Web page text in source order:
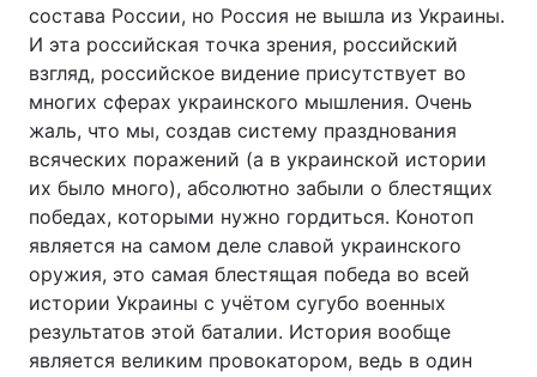
состава России, но Россия не вышла из Украины.
И эта российская точка зрения, российский
взгляд, российское видение присутствует во
многих сферах украинского мышления. Очень
жаль, что мы, создав систему празднования
всяческих поражений (а в украинской истории
их было много), абсолютно забыли о блестящих
победах, которыми нужно гордиться. Конотоп
является на самом деле славой украинского
оружия, это самая блестящая победа во всей
истории Украины с учётом сугубо военных
результатов этой баталии. История вообще
является великим провокатором, ведь в один